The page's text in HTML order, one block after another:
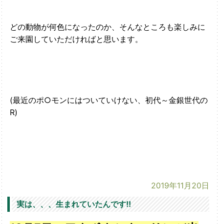
どの動物が何色になったのか、そんなところも楽しみに
ご来園していただければと思います。
(最近のポ○モンにはついていけない、初代～金銀世代の
R)
2019年11月20日
実は、、、生まれていたんです!!